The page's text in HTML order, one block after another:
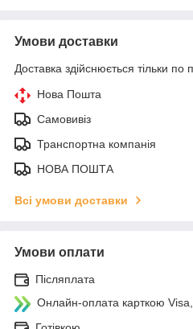
Умови доставки
Доставка здійснюється тільки по
Нова Пошта
Самовивіз
Транспортна компанія
НОВА ПОШТА
Всі умови доставки
Умови оплати
Післяплата
Онлайн-оплата карткою